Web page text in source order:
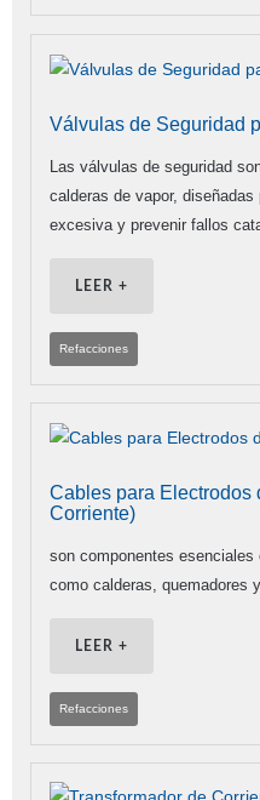
Válvulas de Seguridad
Las válvulas de seguridad
calderas de vapor,
excesiva y prevenir fallos
LEER +
Refacciones
Cables para Electrodos
Corriente)
son componentes
como calderas, quemadores
LEER +
Refacciones